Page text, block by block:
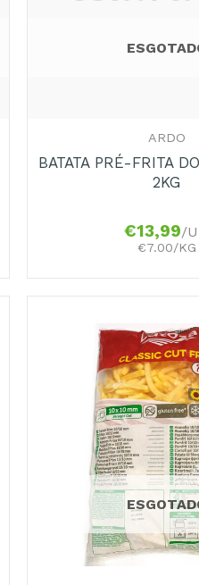
ARDO
BATATA PRÉ-FRITA
2KG
€13,99/
€7.00/KG